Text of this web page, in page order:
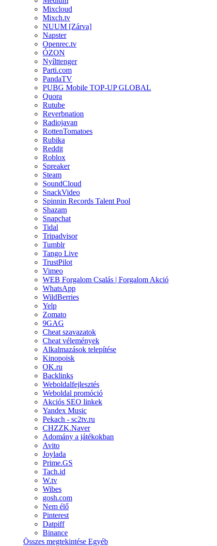
Mixcloud
Mixch.tv
NUUM [Zárva]
Napster
Openrec.tv
ÓZON
Nyílttenger
Parti.com
PandaTV
PUBG Mobile TOP-UP GLOBAL
Quora
Rutube
Reverbnation
Radiojavan
RottenTomatoes
Rubika
Reddit
Roblox
Spreaker
Steam
SoundCloud
SnackVideo
Spinnin Records Talent Pool
Shazam
Snapchat
Tidal
Tripadvisor
Tumblr
Tango Live
TrustPilot
Vimeo
WEB Forgalom Csalás | Forgalom Akció
WhatsApp
WildBerries
Yelp
Zomato
9GAG
Cheat szavazatok
Cheat vélemények
Alkalmazások telepítése
Kinopoisk
OK.ru
Backlinks
Weboldalfejlesztés
Weboldal promóció
Akciós SEO linkek
Yandex Music
Pekach - sc2tv.ru
CHZZK.Naver
Adomány a játékokban
Avito
Joylada
Prime.GS
Tach.id
W.tv
Wibes
gosh.com
Nem élő
Pinterest
Datpiff
Binance
Összes megtekintése Egyéb